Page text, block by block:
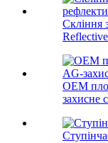
Скління
OEM
захисне